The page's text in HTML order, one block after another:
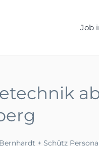
Job
ab
Bernhardt + Schütz